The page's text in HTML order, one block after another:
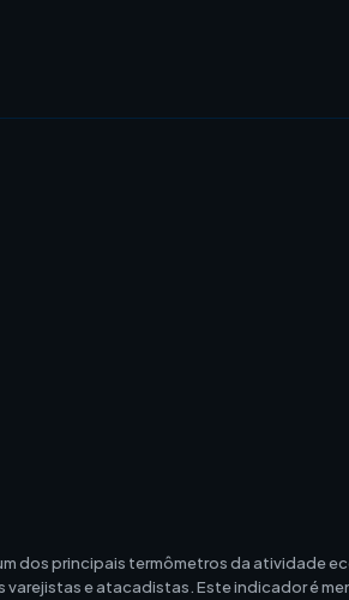
dos principais termômetros da atividade
e atacadistas. Este indicador é